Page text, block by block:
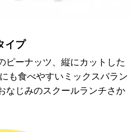
イプ
ピーナッツ、縦にカットした
も食べやすいミックスバラン
なじみのスクールランチさか